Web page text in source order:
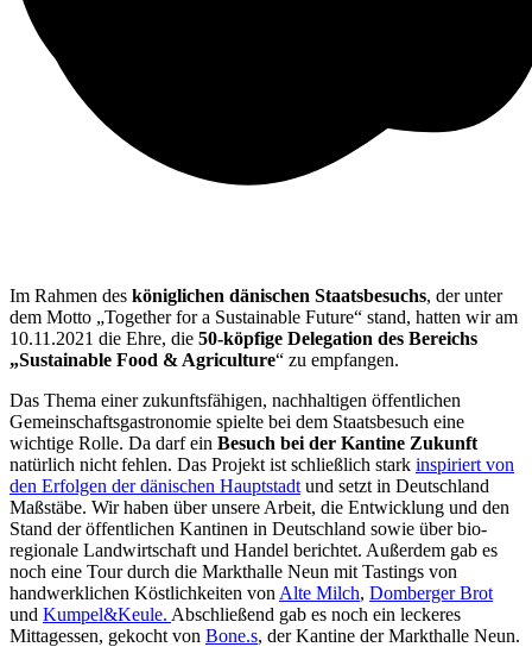
Im Rahmen des königlichen dänischen Staatsbesuchs, der unter
dem Motto „Together for a Sustainable Future“ stand, hatten wir am
10.11.2021 die Ehre, die 50-köpfige Delegation des Bereichs
„Sustainable Food & Agriculture“ zu empfangen.
Das Thema einer zukunftsfähigen, nachhaltigen öffentlichen
Gemeinschaftsgastronomie spielte bei dem Staatsbesuch eine
wichtige Rolle. Da darf ein Besuch bei der Kantine Zukunft
natürlich nicht fehlen. Das Projekt ist schließlich stark inspiriert von
den Erfolgen der dänischen Hauptstadt und setzt in Deutschland
Maßstäbe. Wir haben über unsere Arbeit, die Entwicklung und den
Stand der öffentlichen Kantinen in Deutschland sowie über bio-
regionale Landwirtschaft und Handel berichtet. Außerdem gab es
noch eine Tour durch die Markthalle Neun mit Tastings von
handwerklichen Köstlichkeiten von Alte Milch, Domberger Brot
und Kumpel&Keule. Abschließend gab es noch ein leckeres
Mittagessen, gekocht von Bone.s, der Kantine der Markthalle Neun.